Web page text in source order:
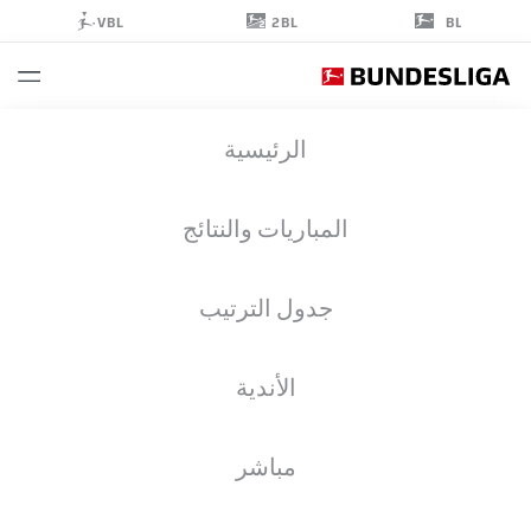
BL
2BL
VBL
الرئيسية
المباريات والنتائج
جدول الترتيب
الأندية
مباشر